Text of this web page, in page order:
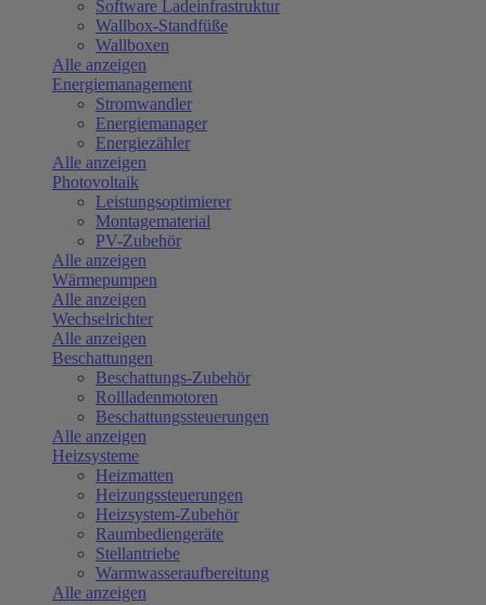
Software Ladeinfrastruktur
Wallbox-Standfüße
Wallboxen
Alle anzeigen
Energiemanagement
Stromwandler
Energiemanager
Energiezähler
Alle anzeigen
Photovoltaik
Leistungsoptimierer
Montagematerial
PV-Zubehör
Alle anzeigen
Wärmepumpen
Alle anzeigen
Wechselrichter
Alle anzeigen
Beschattungen
Beschattungs-Zubehör
Rollladenmotoren
Beschattungssteuerungen
Alle anzeigen
Heizsysteme
Heizmatten
Heizungssteuerungen
Heizsystem-Zubehör
Raumbediengeräte
Stellantriebe
Warmwasseraufbereitung
Alle anzeigen